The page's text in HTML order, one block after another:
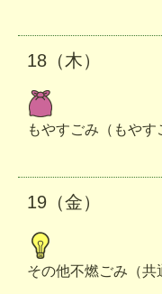
18（木）
もやすごみ（もやす
19（金）
その他不燃ごみ（共